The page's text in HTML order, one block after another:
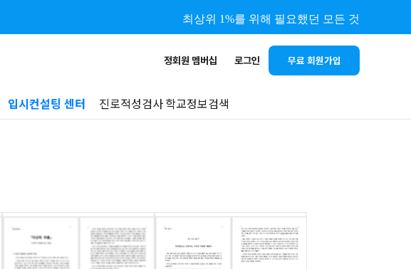
최상위 1%를 위해 필요했던 모든 것
정회원 멤버십 로그인 무료 회원가입
입시컨설팅 센터 진로적성검사학교정보검색